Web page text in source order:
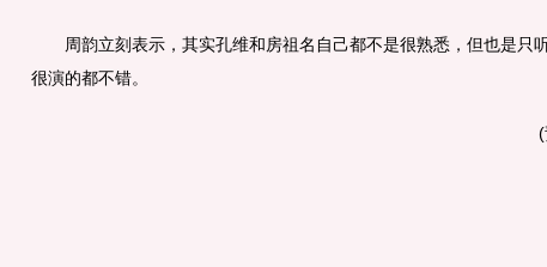
周韵立刻表示，其实孔维和房祖名自己都不是很熟悉，但也是只
很演的都不错。
(